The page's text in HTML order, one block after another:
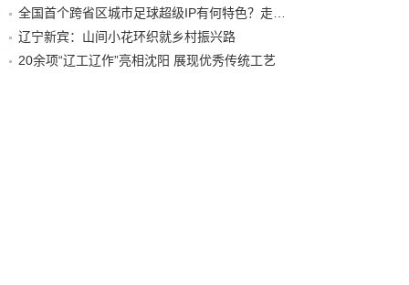
辽宁新宾：山间小花环织就乡村振兴路
20余项“辽工辽作”亮相沈阳 展现优秀传统工艺